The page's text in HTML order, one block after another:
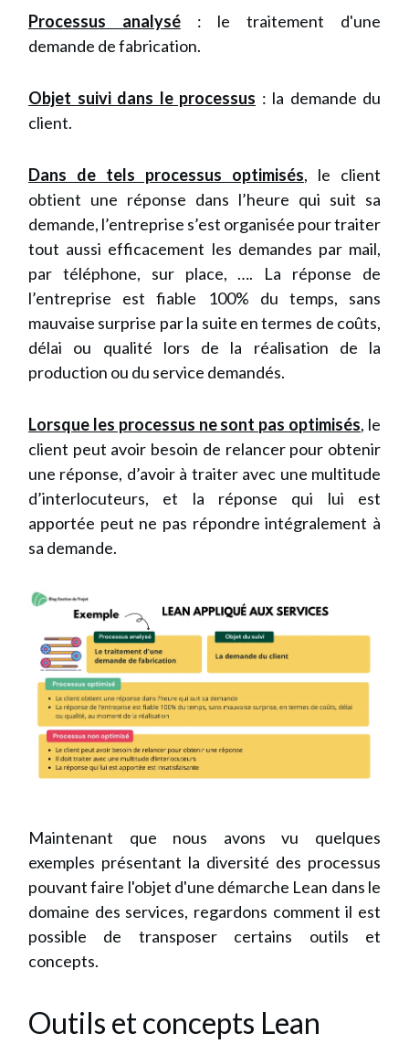
Processus analysé: le traitement d'une
demande de fabrication.
Objet suivi dans le processus : la demande du
client.
Dans de tels processus optimisés, le client
obtient une réponse dans l’heure qui suit sa
demande, l’entreprise s’est organisée pour traiter
tout aussi efficacement les demandes par mail,
par téléphone, sur place, …. La réponse de
l’entreprise est fiable 100% du temps, sans
mauvaise surprise par la suite en termes de coûts,
délai ou qualité lors de la réalisation de la
production ou du service demandés.
Lorsque les processus ne sont pas optimisés, le
client peut avoir besoin de relancer pour obtenir
une réponse, d’avoir à traiter avec une multitude
d’interlocuteurs, et la réponse qui lui est
apportée peut ne pas répondre intégralement à
sa demande.
Maintenant que nous avons vu quelques
exemples présentant la diversité des processus
pouvant faire l'objet d'une démarche Lean dans le
domaine des services, regardons comment il est
possible de transposer certains outils et
concepts.
Outils et concepts Lean